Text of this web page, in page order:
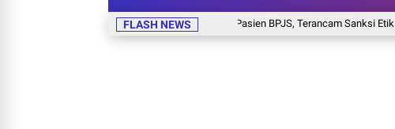
FLASH NEWS
Residen UGM Viral usai Komentar soal Pasien BPJS, Terancam Sanksi Etik